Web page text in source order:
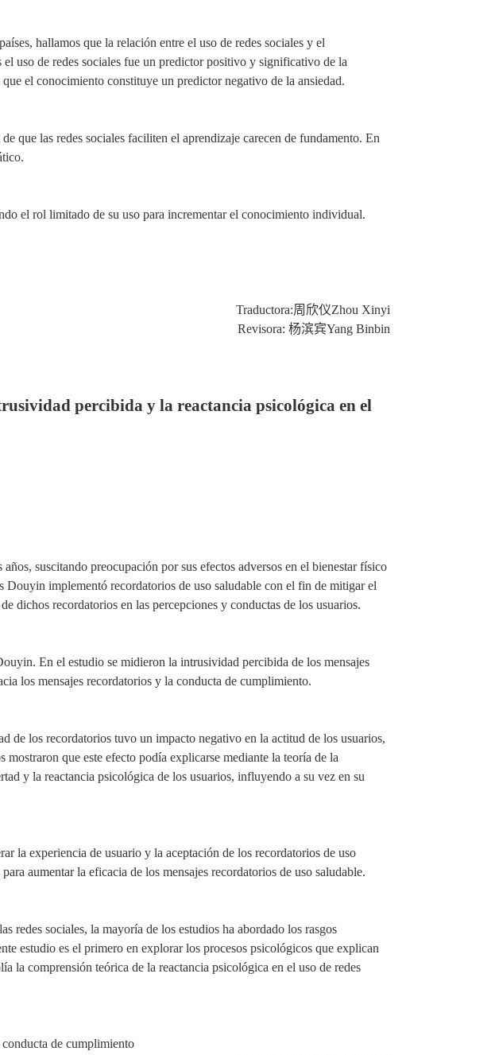
hallamos que la relación entre el uso de redes sociales y el
uso de redes sociales fue un predictor positivo y significativo de la
que el conocimiento constituye un predictor negativo de la ansiedad.
que las redes sociales faciliten el aprendizaje carecen de fundamento. En
el rol limitado de su uso para incrementar el conocimiento individual.
Traductora:周欣仪Zhou Xinyi
Revisora: 杨滨宾Yang Binbin
percibida y la reactancia psicológica en el
suscitando preocupación por sus efectos adversos en el bienestar físico
Douyin implementó recordatorios de uso saludable con el fin de mitigar el
dichos recordatorios en las percepciones y conductas de los usuarios.
En el estudio se midieron la intrusividad percibida de los mensajes
los mensajes recordatorios y la conducta de cumplimiento.
de los recordatorios tuvo un impacto negativo en la actitud de los usuarios,
que este efecto podía explicarse mediante la teoría de la
y la reactancia psicológica de los usuarios, influyendo a su vez en su
la experiencia de usuario y la aceptación de los recordatorios de uso
para aumentar la eficacia de los mensajes recordatorios de uso saludable.
redes sociales, la mayoría de los estudios ha abordado los rasgos
estudio es el primero en explorar los procesos psicológicos que explican
ía la comprensión teórica de la reactancia psicológica en el uso de redes
de cumplimiento